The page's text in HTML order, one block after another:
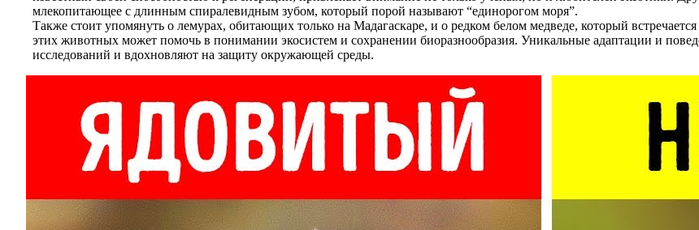
млекопитающее с длинным спиралевидным зубом, который порой называют “единорогом моря”.
Также стоит упомянуть о лемурах, обитающих только на Мадагаскаре, и о редком белом медведе, который
этих животных может помочь в понимании экосистем и сохранении биоразнообразия. Уникальные адаптации и
исследований и вдохновляют на защиту окружающей среды.